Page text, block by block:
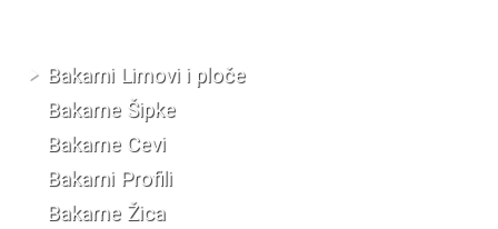
Bakarni Limovi i ploče
Bakarne Šipke
Bakarne Cevi
Bakarni Profili
Bakarne Žica